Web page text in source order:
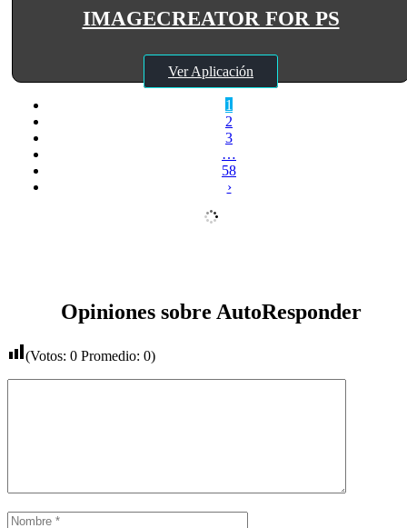
IMAGECREATOR FOR PS
Ver Aplicación
1
2
3
…
58
›
Opiniones sobre AutoResponder
(Votos: 0 Promedio: 0)
Nombre